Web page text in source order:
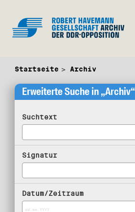
Startseite Archiv
Erweiterte Suche in „Archiv“
Suchtext
Signatur
Datum/Zeitraum